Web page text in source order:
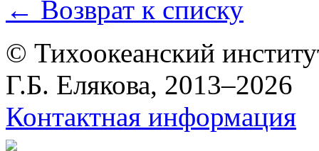
← Возврат к списку
© Тихоокеанский
Г.Б. Елякова, 2013–2026
Контактная информация